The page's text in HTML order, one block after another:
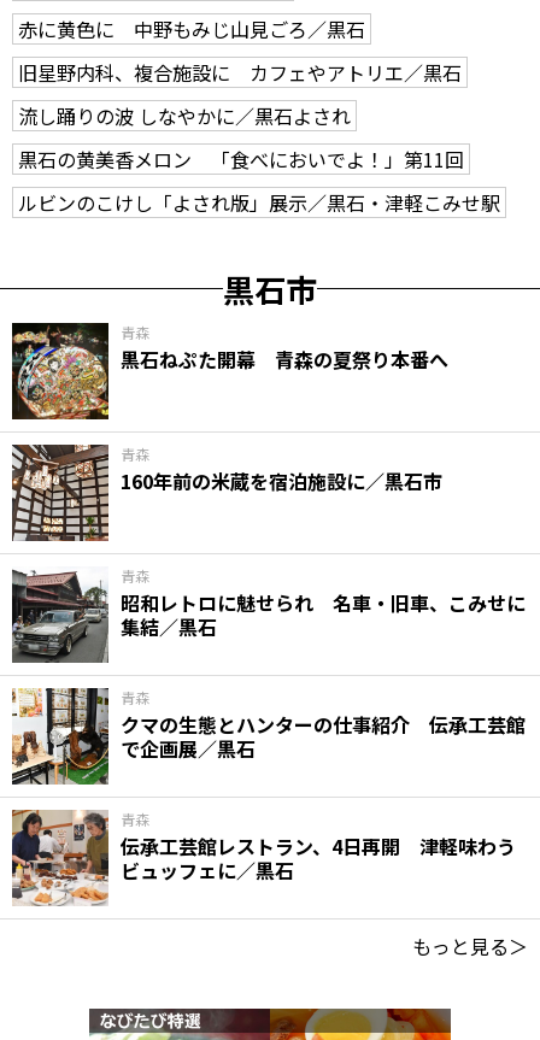
赤に黄色に 中野もみじ山見ごろ／黒石
旧星野内科、複合施設に カフェやアトリエ／黒石
流し踊りの波 しなやかに／黒石よされ
黒石の黄美香メロン 「食べにおいでよ！」第11回
ルビンのこけし「よされ版」展示／黒石・津軽こみせ駅
黒石市
青森
黒石ねぷた開幕 青森の夏祭り本番へ
青森
160年前の米蔵を宿泊施設に／黒石市
青森
昭和レトロに魅せられ 名車・旧車、こみせに
集結／黒石
青森
クマの生態とハンターの仕事紹介 伝承工芸館
で企画展／黒石
青森
伝承工芸館レストラン、4日再開 津軽味わう
ビュッフェに／黒石
もっと見る＞